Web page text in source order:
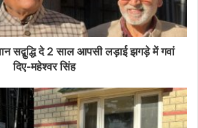
सद्बुद्धि दे 2 साल आपसी लड़ाई झगड़े में गवां
दिए-महेश्वर सिंह